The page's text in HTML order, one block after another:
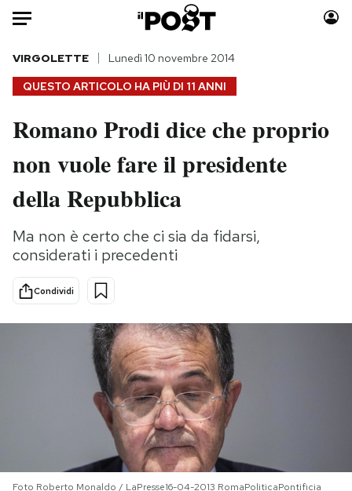
Auto
HOME
Italia
Politica
Tecnologia
Scienza
Economia
Moda
Consumismi
Media
NEWSLETTER
I MIEI PREFERITI
QUESTO ARTICOLO HA PIÙ DI 11 ANNI
VIRGOLETTE Lunedì 10 novembre 2014
Romano Prodi dice che proprio
non vuole fare il presidente
della Repubblica
Ma non è certo che ci sia da fidarsi,
considerati i precedenti
Condividi
Foto Roberto Monaldo / LaPresse16-04-2013 RomaPoliticaPontificia